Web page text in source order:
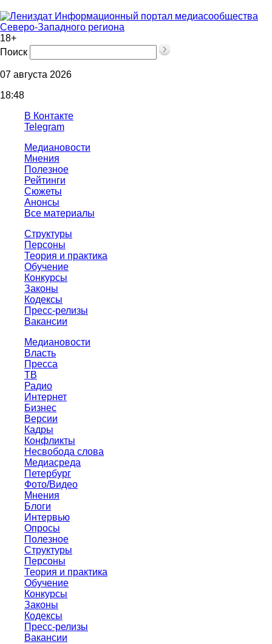
Информационный портал медиасообщества
Северо-Западного региона
18+
Поиск
07 августа 2026
18:48
В Контакте
Telegram
Медиановости
Мнения
Полезное
Рейтинги
Сюжеты
Анонсы
Все материалы
Структуры
Персоны
Теория и практика
Обучение
Конкурсы
Законы
Кодексы
Пресс-релизы
Вакансии
Медиановости
Власть
Пресса
ТВ
Радио
Интернет
Бизнес
Версии
Кадры
Конфликты
Несвобода слова
Медиасреда
Петербург
Фото/Видео
Мнения
Блоги
Интервью
Опросы
Полезное
Структуры
Персоны
Теория и практика
Обучение
Конкурсы
Законы
Кодексы
Пресс-релизы
Вакансии